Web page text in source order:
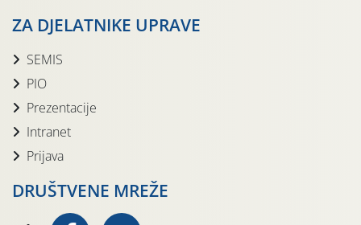
ZA DJELATNIKE UPRAVE
SEMIS
PIO
Prezentacije
Intranet
Prijava
DRUŠTVENE MREŽE